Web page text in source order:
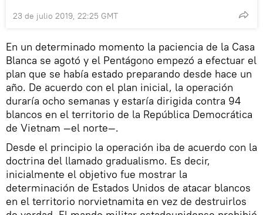
23 de julio 2019, 22:25 GMT
En un determinado momento la paciencia de la Casa
Blanca se agotó y el Pentágono empezó a efectuar el
plan que se había estado preparando desde hace un
año. De acuerdo con el plan inicial, la operación
duraría ocho semanas y estaría dirigida contra 94
blancos en el territorio de la República Democrática
de Vietnam —el norte—.
Desde el principio la operación iba de acuerdo con la
doctrina del llamado gradualismo. Es decir,
inicialmente el objetivo fue mostrar la
determinación de Estados Unidos de atacar blancos
en el territorio norvietnamita en vez de destruirlos